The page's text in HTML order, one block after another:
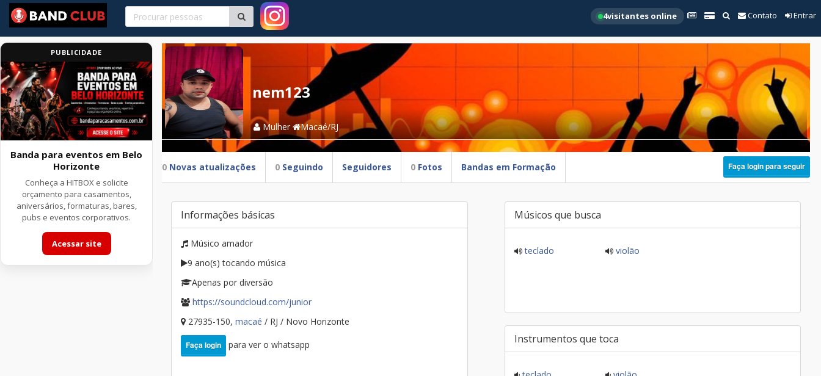
4visitantes online Contato Entrar
PUBLICIDADE
Banda para eventos em Belo
Horizonte
Conheça a HITBOX e solicite
orçamento para casamentos,
aniversários, formaturas, bares,
pubs e eventos corporativos.
Acessar site
nem123
Mulher Macaé/RJ
0 Novas atualizações 0 Seguindo Seguidores 0 Fotos Bandas em Formação Faça login para seguir
Informações básicas
Músico amador
9 ano(s) tocando música
Apenas por diversão
https://soundcloud.com/junior
27935-150, macaé / RJ / Novo Horizonte
Faça login para ver o whatsapp
Músicos que busca
teclado violão
Instrumentos que toca